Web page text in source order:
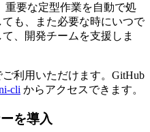
重要な定型作業を自動で処
も、また必要な時にいつで
、開発チームを支援しま
利用いただけます。GitHub
cli からアクセスできます。
を導入